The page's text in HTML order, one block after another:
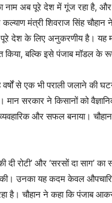
नाम अब पूरे देश में गूंज रहा है, और
मंत्री शिवराज सिंह
देश के लिए अनुकरणीय है। यह
किया, बल्कि इसे पंजाब मॉडल के
से एक भी पराली जलाने की
मान सरकार ने किसानों को
और सफल बनाया।
दी रोटी’ और ‘सरसों दा साग’
की। उनका यह कदम केवल
है। चौहान ने कहा कि पंजाब